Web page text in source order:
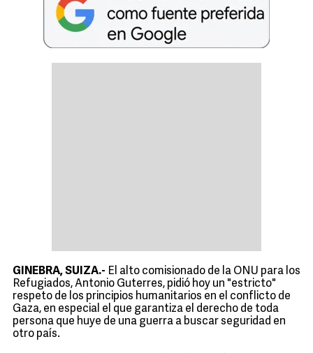
GINEBRA, SUIZA.- El alto comisionado de la ONU para los
Refugiados, Antonio Guterres, pidió hoy un "estricto"
respeto de los principios humanitarios en el conflicto de
Gaza, en especial el que garantiza el derecho de toda
persona que huye de una guerra a buscar seguridad en
otro país.